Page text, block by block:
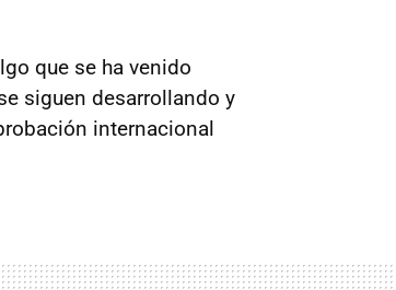
que se ha venido
siguen desarrollando y
internacional